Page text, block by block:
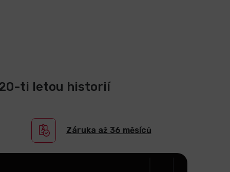
20-ti letou historií
Záruka až 36 měsíců